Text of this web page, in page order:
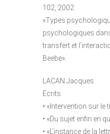
102, 2002:
«Types
psychologiques
transfert et
Beebe».
LACAN Jacques
Ecrits
• «Intervention sur le
• «Du sujet enfin en
• «L’instance de la